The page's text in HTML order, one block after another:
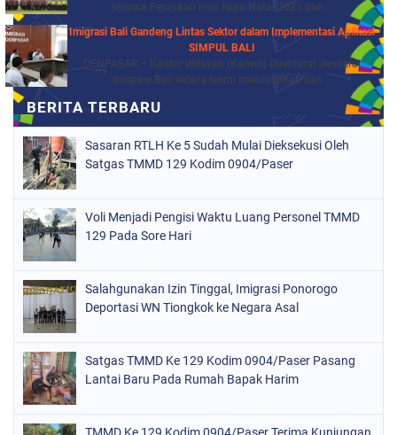
selama Perayaan Hari Raya Natal 2025 dan...
Imigrasi Bali Gandeng Lintas Sektor dalam Implementasi Aplikasi
SIMPUL BALI
DENPASAR – Kantor Wilayah (Kanwil) Direktorat Jenderal
Imigrasi Bali secara resmi meluncurkan dan...
Sasaran RTLH Ke 5 Sudah Mulai Dieksekusi Oleh
Satgas TMMD 129 Kodim 0904/Paser
Voli Menjadi Pengisi Waktu Luang Personel TMMD
129 Pada Sore Hari
Salahgunakan Izin Tinggal, Imigrasi Ponorogo
Deportasi WN Tiongkok ke Negara Asal
Satgas TMMD Ke 129 Kodim 0904/Paser Pasang
Lantai Baru Pada Rumah Bapak Harim